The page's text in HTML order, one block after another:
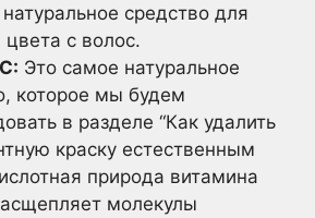
средство для
цвета с волос.
Это самое натуральное
которое мы будем
в разделе “Как удалить
краску естественным
природа витамина
молекулы